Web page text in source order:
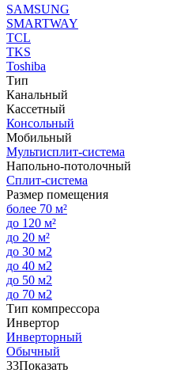
SAMSUNG
SMARTWAY
TCL
TKS
Toshiba
Тип
Канальный
Кассетный
Консольный
Мобильный
Мультисплит-система
Напольно-потолочный
Сплит-система
Размер помещения
более 70 м²
до 120 м²
до 20 м²
до 30 м2
до 40 м2
до 50 м2
до 70 м2
Тип компрессора
Инвертор
Инверторный
Обычный
33Показать